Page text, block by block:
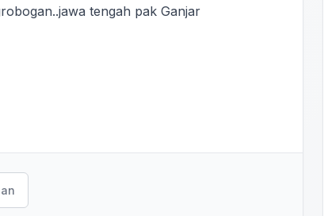
tengah pak Ganjar